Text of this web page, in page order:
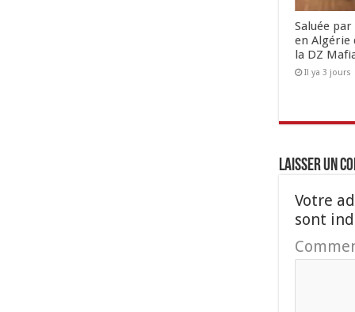
Saluée
en Algérie
la DZ
Il ya 3 jours
Laisser un
Votre
sont